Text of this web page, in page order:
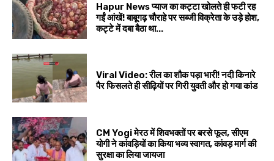
Hapur News प्याज का कट्टा खोलते ही फटी रह
गईं आंखें! बाबूगढ़ चौराहे पर सब्जी विक्रेता के उड़े होश,
कट्टे में दबा बैठा था...
Viral Video: रील का शौक पड़ा भारी! नदी किनारे
पैर फिसलते ही सीढ़ियों पर गिरी युवती और हो गया कांड
CM Yogi मेरठ में शिवभक्तों पर बरसे फूल, सीएम
योगी ने कांवड़ियों का किया भव्य स्वागत, कांवड़ मार्ग की
सुरक्षा का लिया जायजा